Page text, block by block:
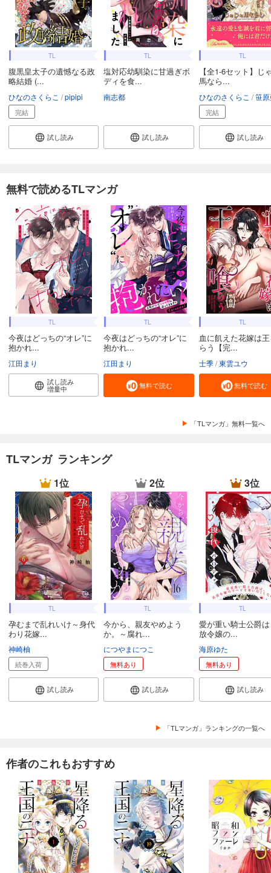
TL
腹黒皇太子の遺憾なる政
略結婚 (...
ひなのさくらこ pipipi
完結
試し読み
TL
塩対応幼馴染に甘過ぎボ
ディを食...
南志都
試し読み
TL
【全1-6セット】じ
馬なら...
ひなのさくらこ 笹
完結
試し読み
無料で読めるTLマンガ
TL
今夜はどっちの“オレ”に
抱かれ...
江田まり
試し読み
増量中
TL
今夜はどっちの“オレ”に
抱かれ...
江田まり
無料で読む
TL
血に飢えた花嫁は
らう【完...
士季 東雲ユウ
無料で読む
「TLマンガ」無料一覧へ
TLマンガ ランキング
1位
TL
孕むまで乱れいけ～身代
わり花嫁...
神崎柚
続巻入荷
試し読み
2位
TL
今から、親友やめよう
か。～腐れ...
につやまにつこ
無料あり
試し読み
3位
TL
愛が重い騎士公爵
放令嬢の...
海原ゆた
無料あり
試し読み
「TLマンガ」ランキングの一覧へ
作者のこれもおすすめ